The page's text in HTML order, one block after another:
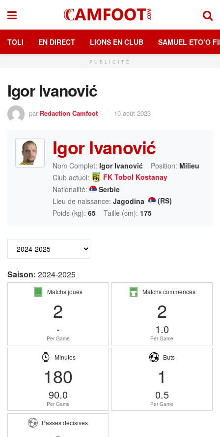
TOLI EN DIRECT LIONS EN CLUB SAMUEL ETO’O
PUBLICITÉ
Igor Ivanović
par Redaction Camfoot 10 août 2023
Igor Ivanović
Nom Complet: Igor Ivanović Position: Milieu
Club actuel:
FK Tobol Kostanay
Nationalité:
Serbie
Lieu de naissance: Jagodina
(RS)
Poids (kg): 65 Taille (cm): 175
Saison: 2024-2025
Matchs joués
2
-
Per Game
Matchs commencés
2
1.0
Per Game
Minutes
180
90.0
Per Game
Buts
1
0.5
Per Game
Passes décisives